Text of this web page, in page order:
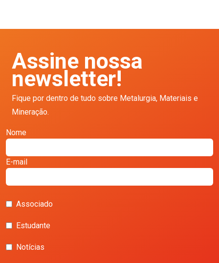
Assine nossa
newsletter!
Fique por dentro de tudo sobre Metalurgia, Materiais e
Mineração.
Nome
E-mail
Associado
Estudante
Notícias